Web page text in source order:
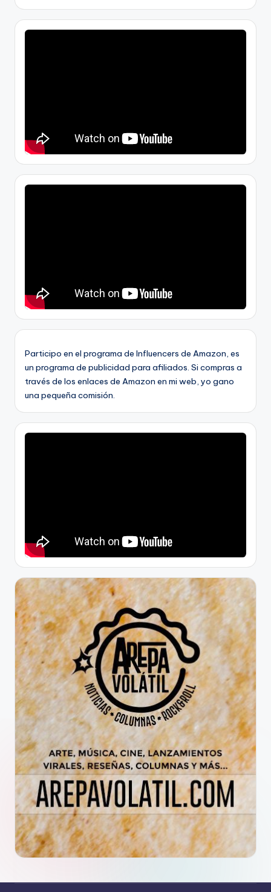
Participo en el programa de Influencers de Amazon, es
un programa de publicidad para afiliados. Si compras a
través de los enlaces de Amazon en mi web, yo gano
una pequeña comisión.